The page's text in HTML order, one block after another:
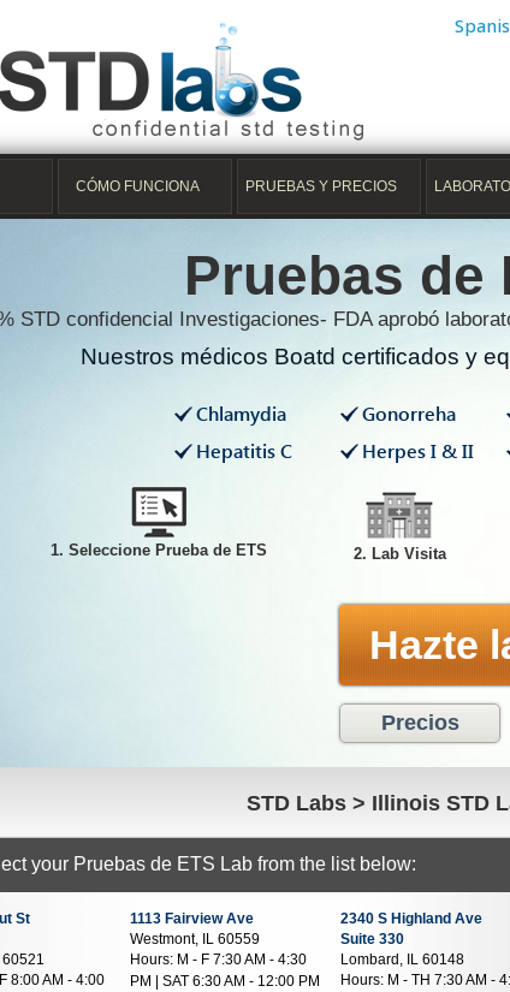
CÓMO FUNCIONA PRUEBAS Y PRECIOS
Pruebas de
STD confidencial Investigaciones- FDA aprobó
Nuestros médicos Boatd certificados y
Chlamydia Gonorreha
Hepatitis C
Herpes I & II
1. Seleccione Prueba de ETS 2. Lab Visita
Hazte
Precios
STD Labs > Illinois STD
your Pruebas de ETS Lab from the list below:
St
8:00 AM - 4:00
1113 Fairview Ave
Westmont, IL 60559
Hours: M - F 7:30 AM - 4:30
PM | SAT 6:30 AM - 12:00 PM
2340 S Highland Ave
Suite 330
Lombard, IL 60148
Hours:M - TH 7:30 AM -